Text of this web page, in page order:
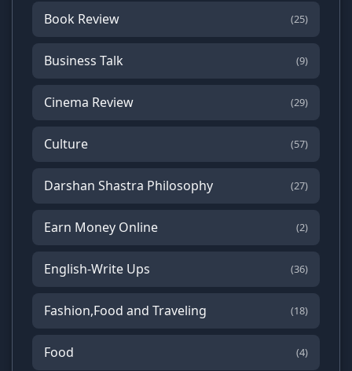
Book Review (25)
Business Talk (9)
Cinema Review (29)
Culture (57)
Darshan Shastra Philosophy (27)
Earn Money Online (2)
English-Write Ups (36)
Fashion,Food and Traveling (18)
Food (4)